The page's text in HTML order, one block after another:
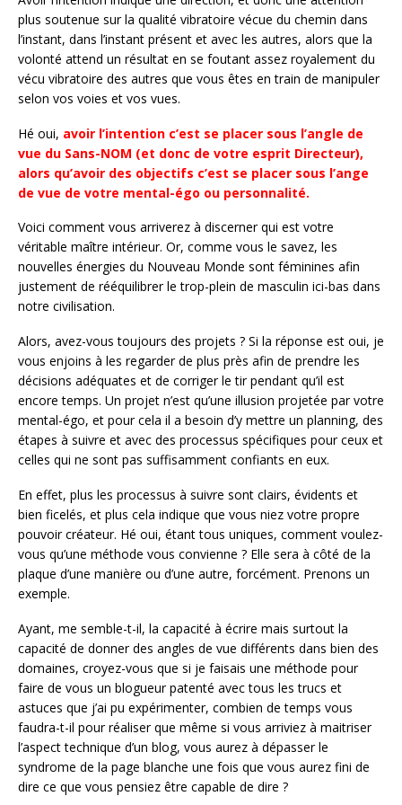
plus soutenue sur la qualité vibratoire vécue du chemin dans
l’instant, dans l’instant présent et avec les autres, alors que la
volonté attend un résultat en se foutant assez royalement du
vécu vibratoire des autres que vous êtes en train de manipuler
selon vos voies et vos vues.
Hé oui, avoir l’intention c’est se placer sous l’angle de
vue du Sans-NOM (et donc de votre esprit Directeur),
alors qu’avoir des objectifs c’est se placer sous l’ange
de vue de votre mental-égo ou personnalité.
Voici comment vous arriverez à discerner qui est votre
véritable maître intérieur. Or, comme vous le savez, les
nouvelles énergies du Nouveau Monde sont féminines afin
justement de rééquilibrer le trop-plein de masculin ici-bas dans
notre civilisation.
Alors, avez-vous toujours des projets ? Si la réponse est oui, je
vous enjoins à les regarder de plus près afin de prendre les
décisions adéquates et de corriger le tir pendant qu’il est
encore temps. Un projet n’est qu’une illusion projetée par votre
mental-égo, et pour cela il a besoin d’y mettre un planning, des
étapes à suivre et avec des processus spécifiques pour ceux et
celles qui ne sont pas suffisamment confiants en eux.
En effet, plus les processus à suivre sont clairs, évidents et
bien ficelés, et plus cela indique que vous niez votre propre
pouvoir créateur. Hé oui, étant tous uniques, comment voulez-
vous qu’une méthode vous convienne ? Elle sera à côté de la
plaque d’une manière ou d’une autre, forcément. Prenons un
exemple.
Ayant, me semble-t-il, la capacité à écrire mais surtout la
capacité de donner des angles de vue différents dans bien des
domaines, croyez-vous que si je faisais une méthode pour
faire de vous un blogueur patenté avec tous les trucs et
astuces que j’ai pu expérimenter, combien de temps vous
faudra-t-il pour réaliser que même si vous arriviez à maitriser
l’aspect technique d’un blog, vous aurez à dépasser le
syndrome de la page blanche une fois que vous aurez fini de
dire ce que vous pensiez être capable de dire ?